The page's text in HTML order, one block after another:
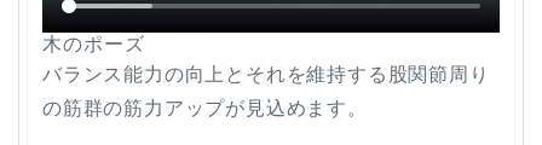
木のポーズ
バランス能力の向上とそれを維持する股関節周り
の筋群の筋力アップが見込めます。